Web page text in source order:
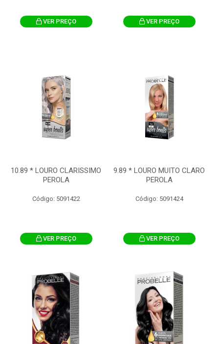
VER PREÇO VER PREÇO
10.89 * LOURO CLARISSIMO
PEROLA
Código: 5091422
VER PREÇO
9.89 * LOURO MUITO CLARO
PEROLA
Código: 5091424
VER PREÇO